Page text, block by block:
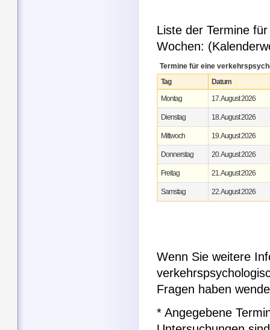
Liste der Termine
Wochen:
Termine für eine
Tag
Datum
Montag
17. August 2026
Dienstag 18. August 2026
Mittwoch 19. August 2026
Donnerstag 20. August 2026
Freitag 21. August 2026
Samstag 22. August 2026
Wenn Sie weitere
Fragen haben
* Angegebene